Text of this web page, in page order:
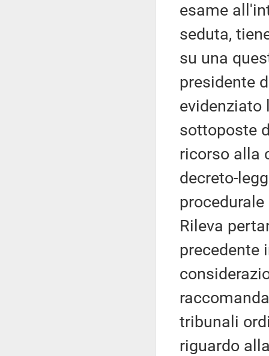
esame
seduta,
su una
presidente
evidenziato
sottoposte
ricorso alla
decreto-
Rileva
precedente
tribunali
riguardo